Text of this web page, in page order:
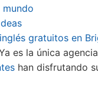
gratuitos en
es la única
han disfrutando